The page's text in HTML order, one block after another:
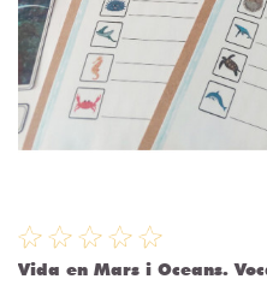
Vida en Mars i Oceans.